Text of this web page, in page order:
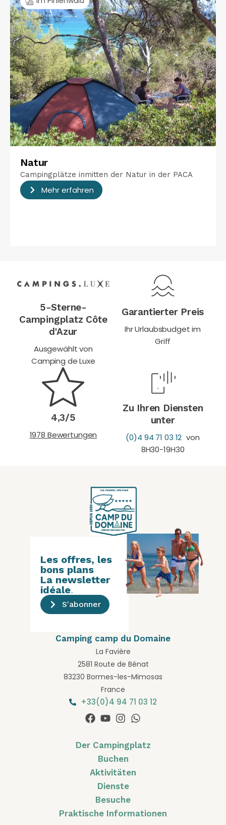
Natur
Campingplätze inmitten der Natur in der PACA
Mehr erfahren
5-Sterne-
Campingplatz Côte
d'Azur
Ausgewählt von
Camping de Luxe
Garantierter Preis
Ihr Urlaubsbudget im
Griff
4,3/5
1978 Bewertungen
Zu Ihren Diensten
unter
(0)4 94 71 03 12 von
8H30-19H30
Camping camp du Domaine
La Favière
2581 Route de Bénat
83230 Bormes-les-Mimosas
France
+33(0)4 94 71 03 12
Les offres, les
bons plans
La newsletter
idéale.
S'abonner
Der Campingplatz
Buchen
Aktivitäten
Dienste
Besuche
Praktische Informationen